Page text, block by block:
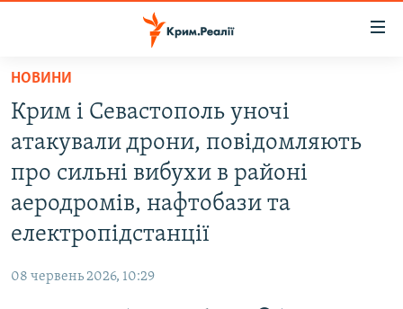
Перейти
основного
матеріалу
Перейти
до
основної
навігації
до
ВОДА.КРИМ
ВІДЕО ТА ФОТО
БЛОГИ
ІНТЕРВ'Ю
НОВИНИ
Крим і Севастополь уночі
атакували дрони, повідомляють
про сильні вибухи в районі
аеродромів, нафтобази та
електропідстанції
08 червень 2026, 10:29